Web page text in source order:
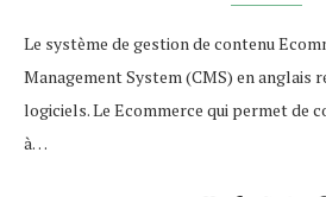
Le système de gestion de contenu
Management System (CMS) en anglais
logiciels. Le Ecommerce qui permet de
à…